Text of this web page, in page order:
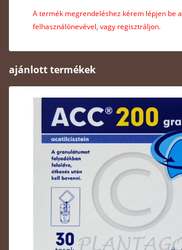
A termék megrendeléshez kérem lépjen be a
felhasználónevével, vagy regisztráljon.
ajánlott termékek